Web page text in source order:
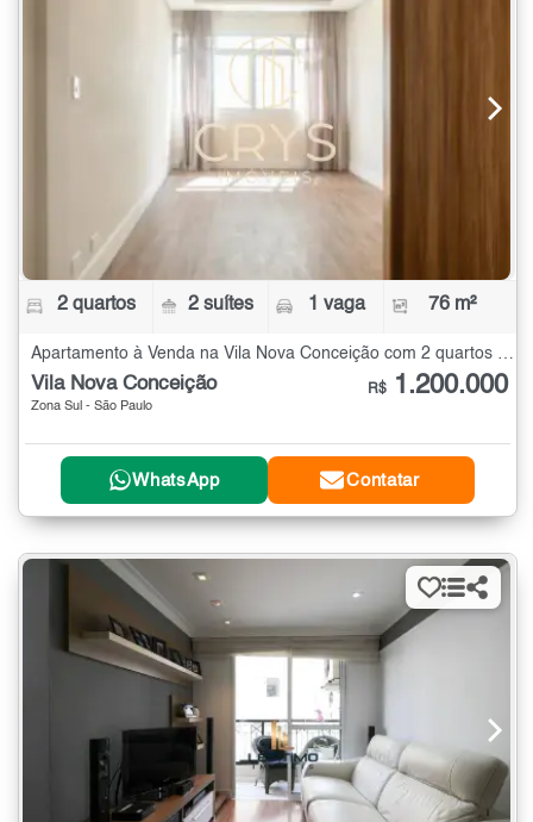
2 quartos 2 suítes 1 vaga 76 m²
Apartamento à Venda na Vila Nova Conceição com 2 quartos - 76 m²
Vila Nova Conceição
Zona Sul - São Paulo
R$ 1.200.000
WhatsApp Contatar